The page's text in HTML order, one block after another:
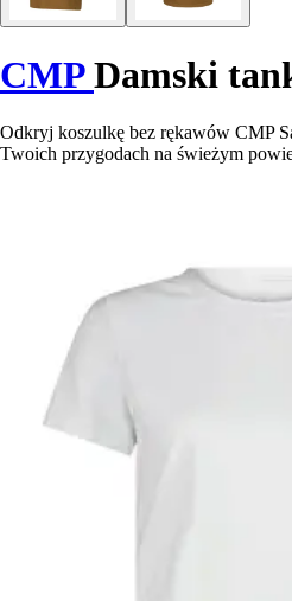
CMPDamski
Odkryj koszulkę bez rękawów CMP
Twoich przygodach na świeżym